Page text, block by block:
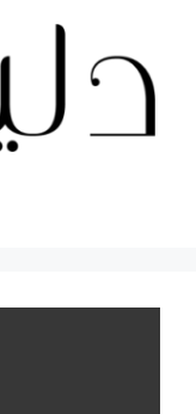
المحتوى